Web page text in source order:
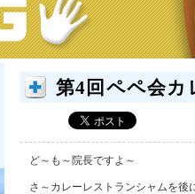
第4回ペペ会カ
ど～も～院長ですよ～
さ～カレーレストランシャムを後